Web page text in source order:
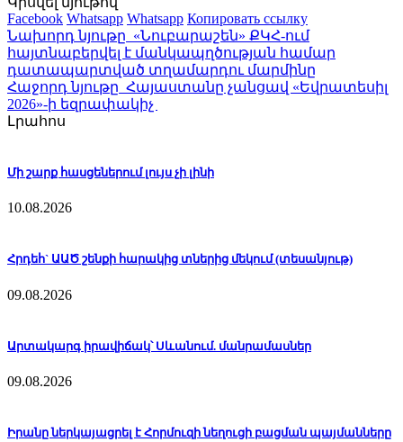
Facebook Whatsapp Whatsapp Копировать ссылку
Նախորդ նյութը «Նուբարաշեն» ՔԿՀ-ում
հայտնաբերվել է մանկապղծության համար
դատապարտված տղամարդու մարմինը
Հաջորդ նյութը Հայաստանը չանցավ «Եվրատեսիլ
2026»-ի եզրափակիչ
Լրահոս
Մի շարք հասցեներում լույս չի լինի
10.08.2026
Հրդեհ` ԱԱԾ շենքի հարակից տներից մեկում (տեսանյութ)
09.08.2026
Արտակարգ իրավիճակ՝ Սևանում. մանրամասներ
09.08.2026
Իրանը ներկայացրել է Հորմուզի նեղուցի բացման պայմանները